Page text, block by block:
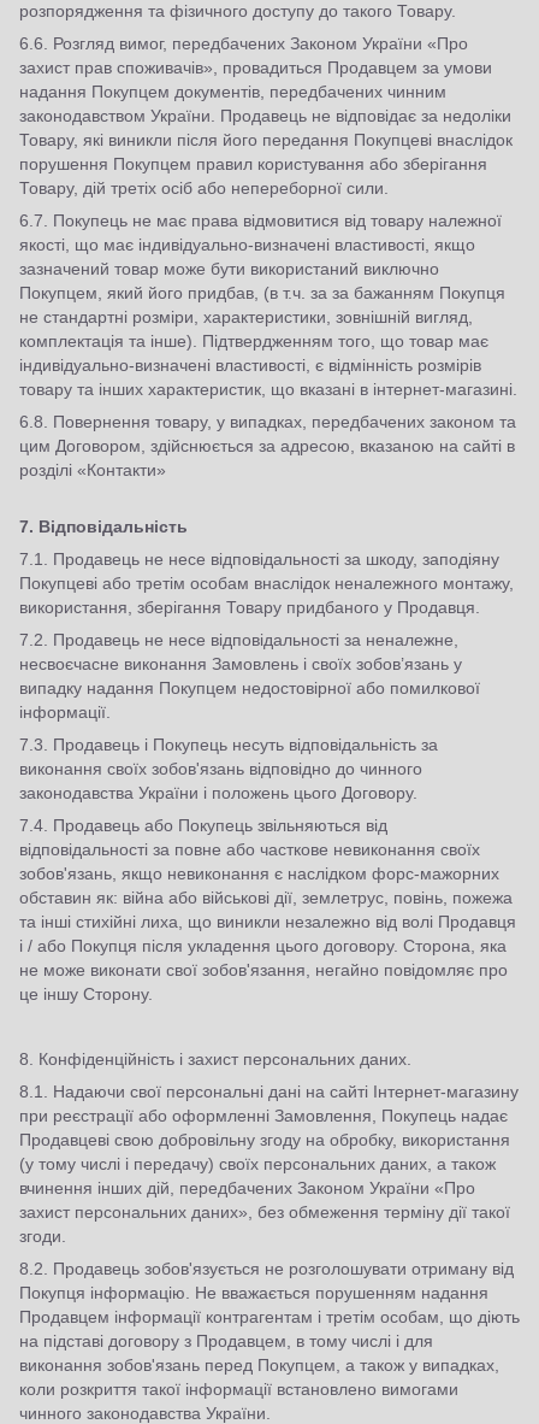
розпорядження та фізичного доступу до такого Товару.
6.6. Розгляд вимог, передбачених Законом України «Про
захист прав споживачів», провадиться Продавцем за умови
надання Покупцем документів, передбачених чинним
законодавством України. Продавець не відповідає за недоліки
Товару, які виникли після його передання Покупцеві внаслідок
порушення Покупцем правил користування або зберігання
Товару, дій третіх осіб або непереборної сили.
6.7. Покупець не має права відмовитися від товару належної
якості, що має індивідуально-визначені властивості, якщо
зазначений товар може бути використаний виключно
Покупцем, який його придбав, (в т.ч. за за бажанням Покупця
не стандартні розміри, характеристики, зовнішній вигляд,
комплектація та інше). Підтвердженням того, що товар має
індивідуально-визначені властивості, є відмінність розмірів
товару та інших характеристик, що вказані в інтернет-магазині.
6.8. Повернення товару, у випадках, передбачених законом та
цим Договором, здійснюється за адресою, вказаною на сайті в
розділі «Контакти»
7. Відповідальність
7.1. Продавець не несе відповідальності за шкоду, заподіяну
Покупцеві або третім особам внаслідок неналежного монтажу,
використання, зберігання Товару придбаного у Продавця.
7.2. Продавець не несе відповідальності за неналежне,
несвоєчасне виконання Замовлень і своїх зобов’язань у
випадку надання Покупцем недостовірної або помилкової
інформації.
7.3. Продавець і Покупець несуть відповідальність за
виконання своїх зобов'язань відповідно до чинного
законодавства України і положень цього Договору.
7.4. Продавець або Покупець звільняються від
відповідальності за повне або часткове невиконання своїх
зобов'язань, якщо невиконання є наслідком форс-мажорних
обставин як: війна або військові дії, землетрус, повінь, пожежа
та інші стихійні лиха, що виникли незалежно від волі Продавця
і / або Покупця після укладення цього договору. Сторона, яка
не може виконати свої зобов'язання, негайно повідомляє про
це іншу Сторону.
8. Конфіденційність і захист персональних даних.
8.1. Надаючи свої персональні дані на сайті Інтернет-магазину
при реєстрації або оформленні Замовлення, Покупець надає
Продавцеві свою добровільну згоду на обробку, використання
(у тому числі і передачу) своїх персональних даних, а також
вчинення інших дій, передбачених Законом України «Про
захист персональних даних», без обмеження терміну дії такої
згоди.
8.2. Продавець зобов'язується не розголошувати отриману від
Покупця інформацію. Не вважається порушенням надання
Продавцем інформації контрагентам і третім особам, що діють
на підставі договору з Продавцем, в тому числі і для
виконання зобов'язань перед Покупцем, а також у випадках,
коли розкриття такої інформації встановлено вимогами
чинного законодавства України.